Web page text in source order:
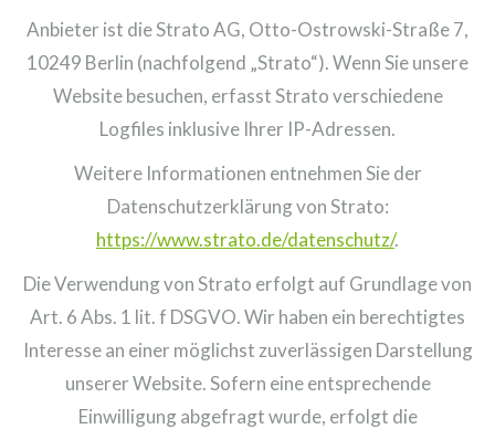
Anbieter ist die Strato AG, Otto-Ostrowski-Straße 7,
10249 Berlin (nachfolgend „Strato“). Wenn Sie unsere
Website besuchen, erfasst Strato verschiedene
Logfiles inklusive Ihrer IP-Adressen.
Weitere Informationen entnehmen Sie der
Datenschutzerklärung von Strato:
https://www.strato.de/datenschutz/.
Die Verwendung von Strato erfolgt auf Grundlage von
Art. 6 Abs. 1 lit. f DSGVO. Wir haben ein berechtigtes
Interesse an einer möglichst zuverlässigen Darstellung
unserer Website. Sofern eine entsprechende
Einwilligung abgefragt wurde, erfolgt die